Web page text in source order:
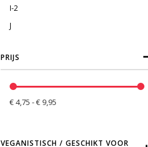
I-2
J
PRIJS
€ 4,75 - € 9,95
VEGANISTISCH / GESCHIKT VOOR